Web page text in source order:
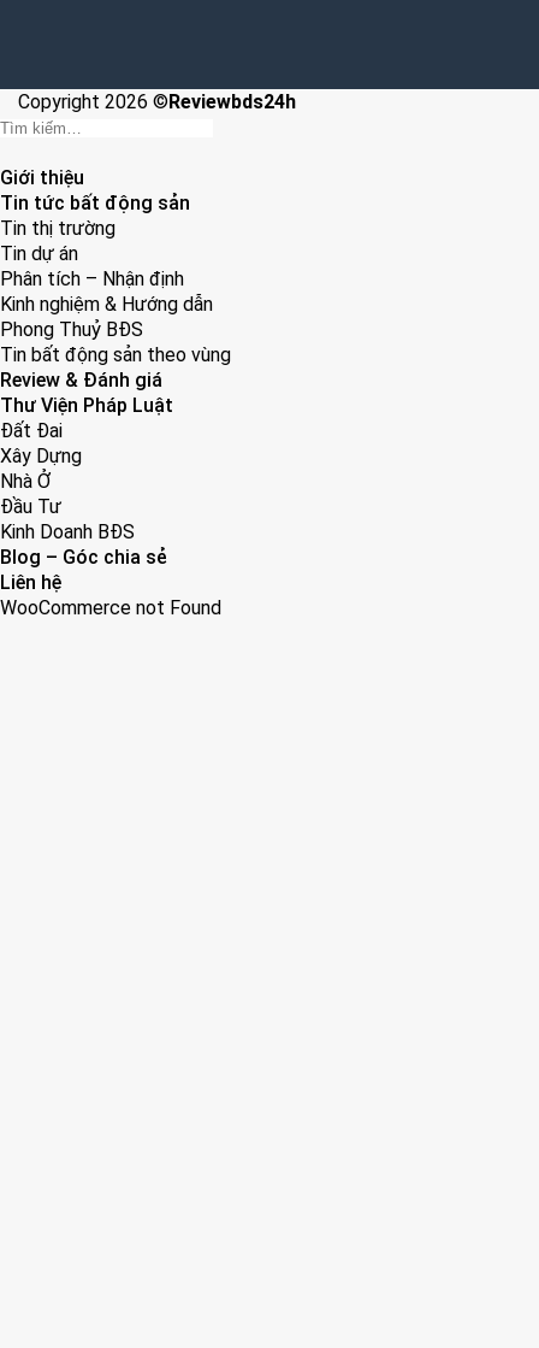
Copyright 2026 ©Reviewbds24h
Giới thiệu
Tin tức bất động sản
Tin thị trường
Tin dự án
Phân tích – Nhận định
Kinh nghiệm & Hướng dẫn
Phong Thuỷ BĐS
Tin bất động sản theo vùng
Review & Đánh giá
Thư Viện Pháp Luật
Đất Đai
Xây Dựng
Nhà Ở
Đầu Tư
Kinh Doanh BĐS
Blog – Góc chia sẻ
Liên hệ
WooCommerce not Found